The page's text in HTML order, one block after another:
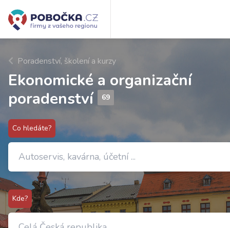
Poradenství, školení a kurzy
Ekonomické a organizační
poradenství
69
Co hledáte?
Kde?